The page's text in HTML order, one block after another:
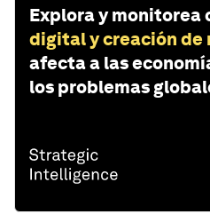
Explora y monitorea
digital y creación de
afecta a las
los problemas